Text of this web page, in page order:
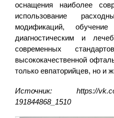
оснащения наиболее
использование
модификаций,
диагностическим и
современных
высококачественной
только евпаторийцев, но и
Источник: https://
191844868_1510